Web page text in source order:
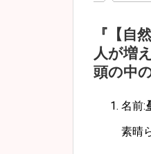
『【自
人が増
頭の中
名前:
素晴